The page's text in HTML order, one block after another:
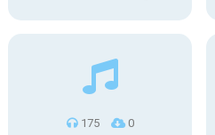
175 0